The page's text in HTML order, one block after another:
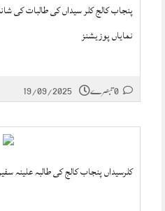
پنجاب کالج کلر سیداں کی طالبات کی
نمایاں پوزیشنز
19/09/2025
کلرسیداں پنجاب کالج کی طالبہ علینہ